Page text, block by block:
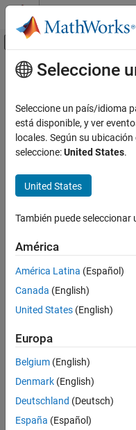
Saltar al contenido
Mostrar/ocultar
Inicio de Documentación
Contenido principal
¿Qué
Seleccione
Seleccione un país/idioma
está disponible, y ver
locales. Según su
seleccione:United States.
United States
También puede
América
América Latina (Español)
Canada (English)
United States (English)
Europa
Belgium (English)
Denmark (English)
Deutschland (Deutsch)
España (Español)
Centro de confianza
Política de privacidad
Información de contacto
© 1994-2026 The